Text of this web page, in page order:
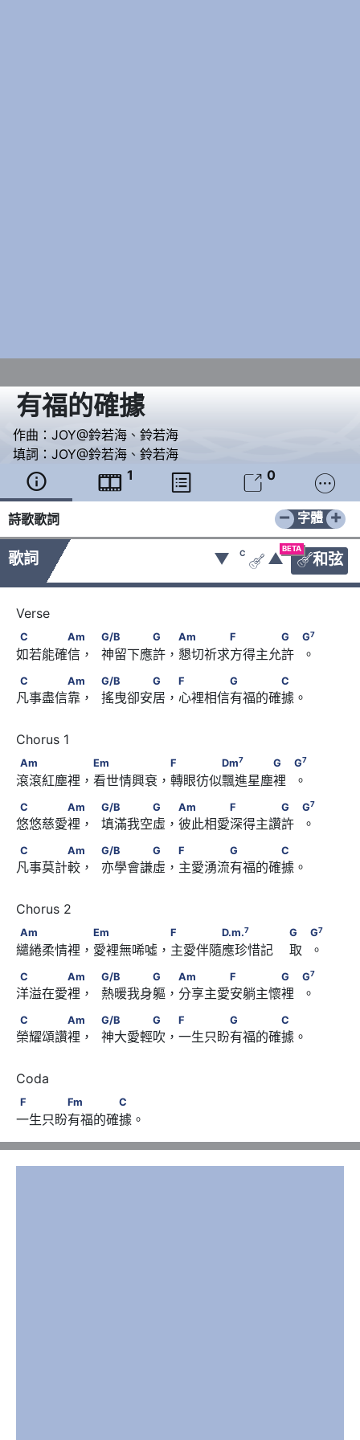
有福的確據
作曲： JOY@鈴若海 、 鈴若海
填詞： JOY@鈴若海 、 鈴若海
  1   0 
詩歌歌詞 − +
字體
歌詞
BETA
和弦
▼ C
 ▲
C　　　　Am　             G/B　　　　G　 Am
F　　　　G　            G7
C Am G/B G Am F G G7
如若能確信，  神留下應許，懇切祈求方得主允許  。
C　　　　Am　             G/B　　　　G　 F
G　　　　C
C Am G/B G F G C
凡事盡信靠，  搖曳卻安居，心裡相信有福的確據。
Am　　　　　 Em　　　　　 F　　　　Dm
7
G　            G7
Am Em F Dm7 G G7
滾滾紅塵裡，看世情興衰，轉眼彷似飄進星塵裡  。
C　　　　Am　             G/B　　　　G　 Am
F　　　　G　            G7
C Am G/B G Am F G G7
悠悠慈愛裡，  填滿我空虛，彼此相愛深得主讚許  。
C　　　　Am　             G/B　　　　G　 F
G　　　　C
C Am G/B G F G C
凡事莫計較，  亦學會謙虛，主愛湧流有福的確據。
Am　　　　　 Em　　　　　 F　　　　D.m.
G　            G7
Am Em F D.m.7 G G7
繾綣柔情裡，愛裡無唏噓，主愛伴隨應珍惜記    取  。
C　　　　Am　             G/B　　　　G　 Am
F　　　　G　            G7
C Am G/B G Am F G G7
洋溢在愛裡，  熱暖我身軀，分享主愛安躺主懷裡  。
C　　　　Am　             G/B　　　　G　 F
G　　　　C
C Am G/B G F G C
榮耀頌讚裡，  神大愛輕吹，一生只盼有福的確據。
F　　　　Fm　　　　C
F Fm C
一生只盼有福的確據。